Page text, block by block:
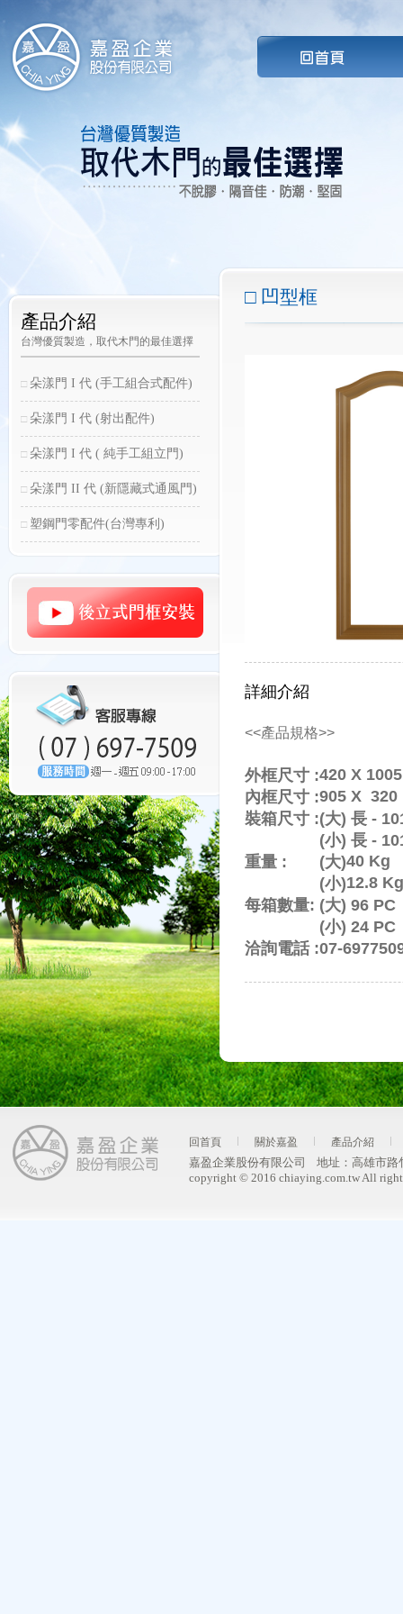
產品介紹
台灣優質製造，取代木門的最佳選擇
朵漾門 I 代 (手工組合式配件)
朵漾門 I 代 (射出配件)
朵漾門 I 代 ( 純手工組立門)
朵漾門 II 代 (新隱藏式通風門)
塑鋼門零配件(台灣專利)
凹型框
詳細介紹
<<產品規格>>
外框尺寸 :420 X
內框尺寸 :905 X
裝箱尺寸 :(大) 長 -
(小) 長 -
重量 :
(大)40 Kg
(小)12.8 Kg
每箱數量: (大) 96 PC
(小) 24 PC
洽詢電話 :07-
回首頁 關於嘉盈 產品介紹
嘉盈企業股份有限公司 地址： 高雄市
copyright © 2016 chiaying.com.tw All right